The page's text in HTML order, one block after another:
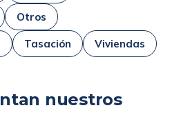
Otros
Tasación Viviendas
nuestros